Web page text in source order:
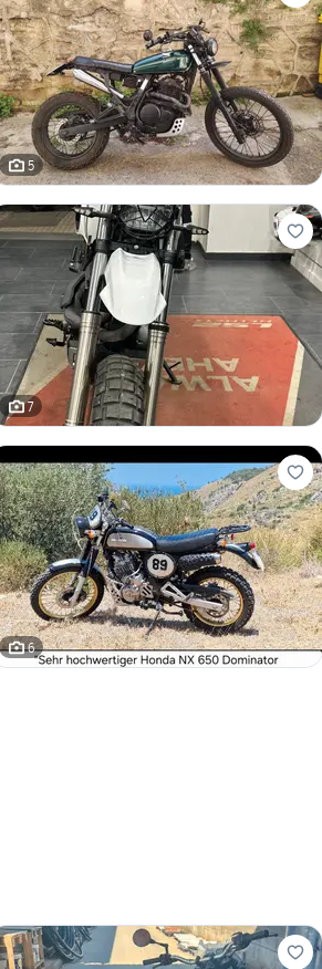
5
7
6